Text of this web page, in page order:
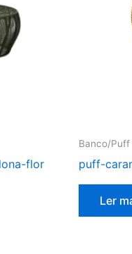
flor
Banco/Puff
puff-
Ler